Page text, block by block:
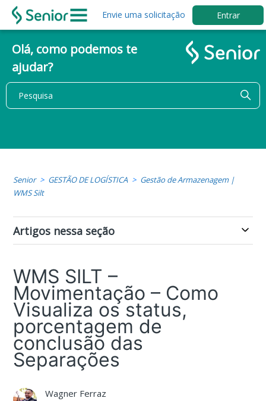
Envie uma solicitação Entrar
Olá, como podemos te
ajudar?
Senior GESTÃO DE LOGÍSTICA
Gestão de Armazenagem |
WMS Silt
Artigos nessa seção
WMS SILT –
Movimentação – Como
Visualiza os status,
porcentagem de
conclusão das
Separações
Wagner Ferraz